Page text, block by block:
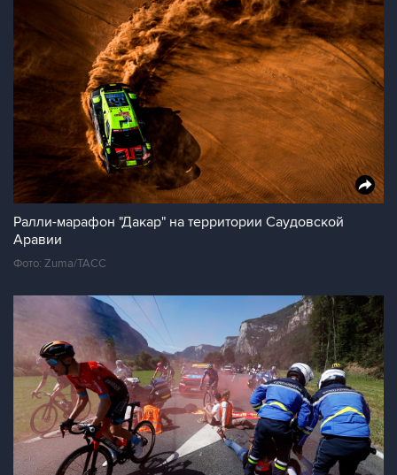
Ралли-марафон "Дакар" на территории Саудовской
Аравии
Фото: Zuma/ТАСС